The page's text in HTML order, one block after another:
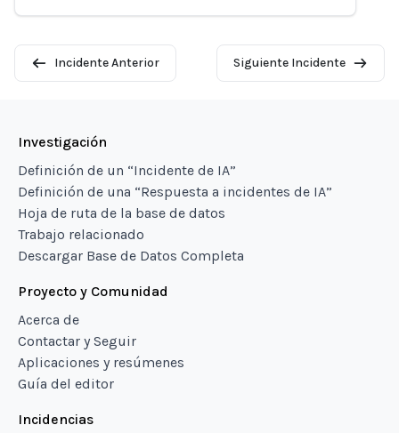
Incidente Anterior Siguiente Incidente
Investigación
Definición de un “Incidente de IA”
Definición de una “Respuesta a incidentes de IA”
Hoja de ruta de la base de datos
Trabajo relacionado
Descargar Base de Datos Completa
Proyecto y Comunidad
Acerca de
Contactar y Seguir
Aplicaciones y resúmenes
Guía del editor
Incidencias